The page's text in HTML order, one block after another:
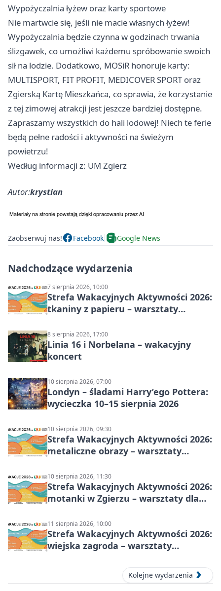
Wypożyczalnia łyżew oraz karty sportowe
Nie martwcie się, jeśli nie macie własnych łyżew!
Wypożyczalnia będzie czynna w godzinach trwania
ślizgawek, co umożliwi każdemu spróbowanie swoich
sił na lodzie. Dodatkowo, MOSiR honoruje karty:
MULTISPORT, FIT PROFIT, MEDICOVER SPORT oraz
Zgierską Kartę Mieszkańca, co sprawia, że korzystanie
z tej zimowej atrakcji jest jeszcze bardziej dostępne.
Zapraszamy wszystkich do hali lodowej! Niech te ferie
będą pełne radości i aktywności na świeżym
powietrzu!
Według informacji z: UM Zgierz
Autor:krystian
Zaobserwuj nas! Facebook Google News
Nadchodzące wydarzenia
7 sierpnia 2026, 10:00
Strefa Wakacyjnych Aktywności 2026:
tkaniny z papieru – warsztaty
8 sierpnia 2026, 17:00
Linia 16 i Norbelana – wakacyjny
koncert
10 sierpnia 2026, 07:00
Londyn – śladami Harry’ego Pottera:
wycieczka 10–15 sierpnia 2026
10 sierpnia 2026, 09:30
Strefa Wakacyjnych Aktywności 2026:
metaliczne obrazy – warsztaty
10 sierpnia 2026, 11:30
Strefa Wakacyjnych Aktywności 2026:
motanki w Zgierzu – warsztaty dla
11 sierpnia 2026, 10:00
Strefa Wakacyjnych Aktywności 2026:
wiejska zagroda – warsztaty
Kolejne wydarzenia